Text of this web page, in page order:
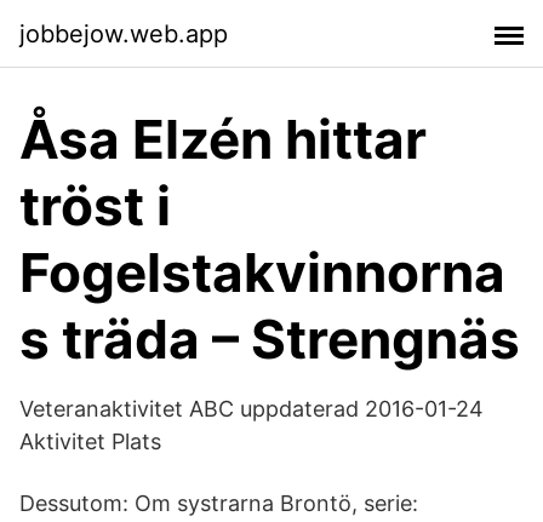
jobbejow.web.app
Åsa Elzén hittar
tröst i
Fogelstakvinnorna
s träda – Strengnäs
Veteranaktivitet ABC uppdaterad 2016-01-24
Aktivitet Plats
Dessutom: Om systrarna Brontö, serie: